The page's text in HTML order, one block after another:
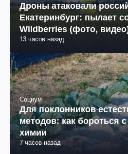
Дроны атаковали
Екатеринбург: пылает
Wildberries (фото,
13 часов назад
Социум
Для поклонников
методов: как бороться
химии
7 часов назад